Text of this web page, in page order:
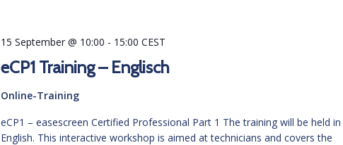
eCP1 Training – Englisch
15 September @ 10:00 - 15:00 CEST
Online-Training
eCP1 – easescreen Certified Professional Part 1 The training will be held in
English. This interactive workshop is aimed at technicians and covers the